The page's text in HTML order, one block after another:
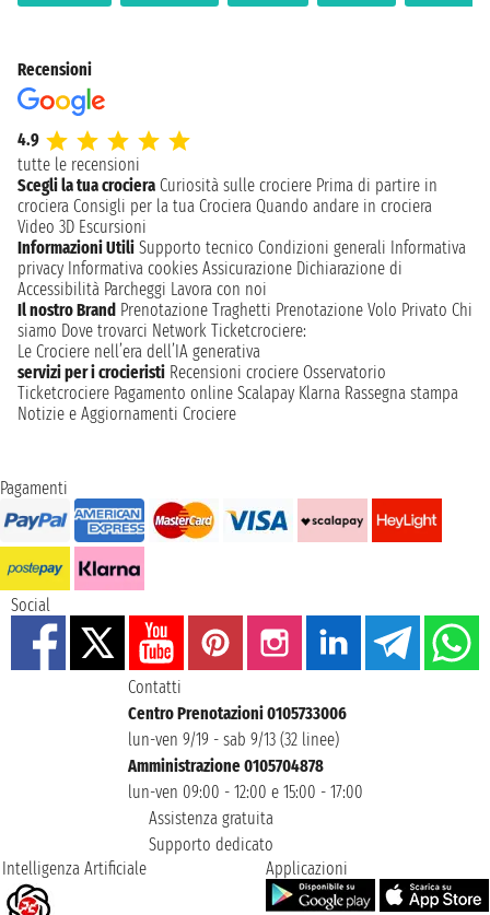
Recensioni
4.9
tutte le recensioni
Scegli la tua crociera Curiosità sulle crociere Prima di partire in
crociera Consigli per la tua Crociera Quando andare in crociera
Video 3D Escursioni
Informazioni Utili Supporto tecnico Condizioni generali Informativa
privacy Informativa cookies Assicurazione Dichiarazione di
Accessibilità Parcheggi Lavora con noi
Il nostro Brand Prenotazione Traghetti Prenotazione Volo Privato Chi
siamo Dove trovarci Network Ticketcrociere:
Le Crociere nell’era dell’IA generativa
servizi per i crocieristi Recensioni crociere Osservatorio
Ticketcrociere Pagamento online Scalapay Klarna Rassegna stampa
Notizie e Aggiornamenti Crociere
Pagamenti
Social
Contatti
Centro Prenotazioni 0105733006
lun-ven 9/19 - sab 9/13 (32 linee)
Amministrazione 0105704878
lun-ven 09:00 - 12:00 e 15:00 - 17:00
Assistenza gratuita
Supporto dedicato
Intelligenza Artificiale
Applicazioni